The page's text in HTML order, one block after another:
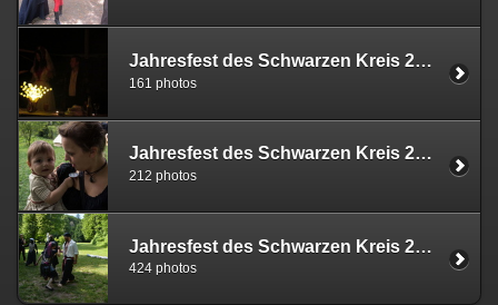
Jahresfest des Schwarzen Kreis 2018
161 photos
Jahresfest des Schwarzen Kreis 2019
212 photos
Jahresfest des Schwarzen Kreis 2025 (by C.Astl)
424 photos